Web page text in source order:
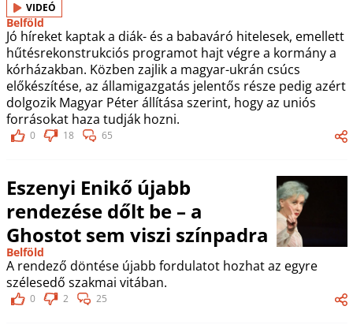
VIDEÓ
Belföld
Jó híreket kaptak a diák- és a babaváró hitelesek, emellett
hűtésrekonstrukciós programot hajt végre a kormány a
kórházakban. Közben zajlik a magyar-ukrán csúcs
előkészítése, az államigazgatás jelentős része pedig azért
dolgozik Magyar Péter állítása szerint, hogy az uniós
forrásokat haza tudják hozni.
0 18 65
Eszenyi Enikő újabb
rendezése dőlt be – a
Ghostot sem viszi színpadra
Belföld
A rendező döntése újabb fordulatot hozhat az egyre
szélesedő szakmai vitában.
0 2 25